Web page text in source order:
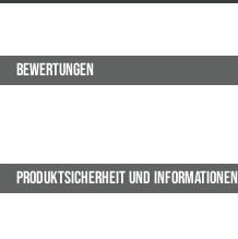
BEWERTUNGEN
PRODUKTSICHERHEIT UND INFORMATIONEN